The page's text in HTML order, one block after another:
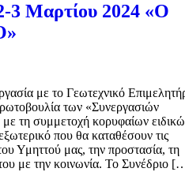
3 Μαρτίου 2024 «Ο
με το Γεωτεχνικό
των «Συνεργασιών
τη συμμετοχή κορυφαίων
που θα καταθέσουν τις
Υμηττού μας, την προστασία, τη
με την κοινωνία. Το Συνέδριο